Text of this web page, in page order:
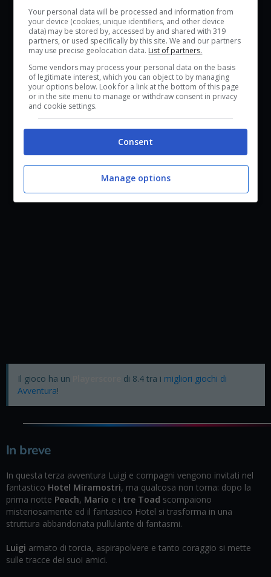
Super Mario Odyssey Mario Maker 2
Il gioco ha un di 8.4 tra i migliori giochi di
Avventura!
In breve
In questa terza avventura Luigi e compagni vengono invitati nel
fantastico Hotel Miramostri, ma qualcosa non torna: dopo la
prima notte Peach, Mario e i tre Toad scompaiono
misteriosamente ed il fantastico Hotel si trasforma in una
struttura abbandonata pullulante di fantasmi.
Luigi armato di torcia, aspirapolvere e tanto coraggio si mette
sulle tracce dei suoi amici.
Your personal data will be processed and information from
your device (cookies, unique identifiers, and other device
data) may be stored by, accessed by and shared with 319
partners, or used specifically by this site. We and our partners
may use precise geolocation data. List of partners.
Some vendors may process your personal data on the basis
of legitimate interest, which you can object to by managing
your options below. Look for a link at the bottom of this page
or in the site menu to manage or withdraw consent in privacy
and cookie settings.
Consent
Manage options